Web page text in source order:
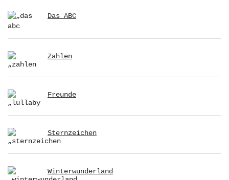
Das ABC
Zahlen
Freunde
Sternzeichen
Winterwunderland